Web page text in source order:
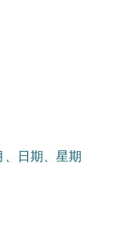
、日期、星期